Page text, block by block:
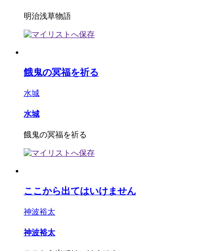
明治浅草物語
餓鬼の冥福を祈る
水城
水城
餓鬼の冥福を祈る
ここから出てはいけません
神波裕太
神波裕太